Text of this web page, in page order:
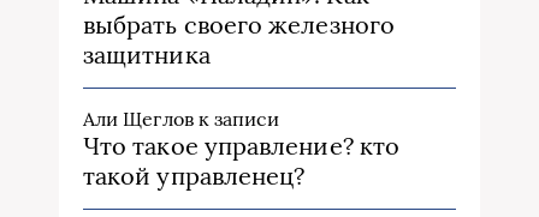
выбрать своего железного
защитника
Али Щегловк записи
Что такое управление? кто
такой управленец?